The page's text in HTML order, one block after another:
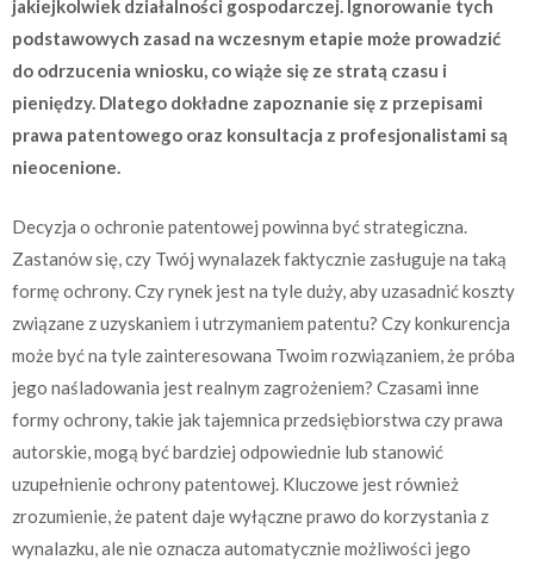
jakiejkolwiek działalności gospodarczej. Ignorowanie tych
podstawowych zasad na wczesnym etapie może prowadzić
do odrzucenia wniosku, co wiąże się ze stratą czasu i
pieniędzy. Dlatego dokładne zapoznanie się z przepisami
prawa patentowego oraz konsultacja z profesjonalistami są
nieocenione.
Decyzja o ochronie patentowej powinna być strategiczna.
Zastanów się, czy Twój wynalazek faktycznie zasługuje na taką
formę ochrony. Czy rynek jest na tyle duży, aby uzasadnić koszty
związane z uzyskaniem i utrzymaniem patentu? Czy konkurencja
może być na tyle zainteresowana Twoim rozwiązaniem, że próba
jego naśladowania jest realnym zagrożeniem? Czasami inne
formy ochrony, takie jak tajemnica przedsiębiorstwa czy prawa
autorskie, mogą być bardziej odpowiednie lub stanowić
uzupełnienie ochrony patentowej. Kluczowe jest również
zrozumienie, że patent daje wyłączne prawo do korzystania z
wynalazku, ale nie oznacza automatycznie możliwości jego